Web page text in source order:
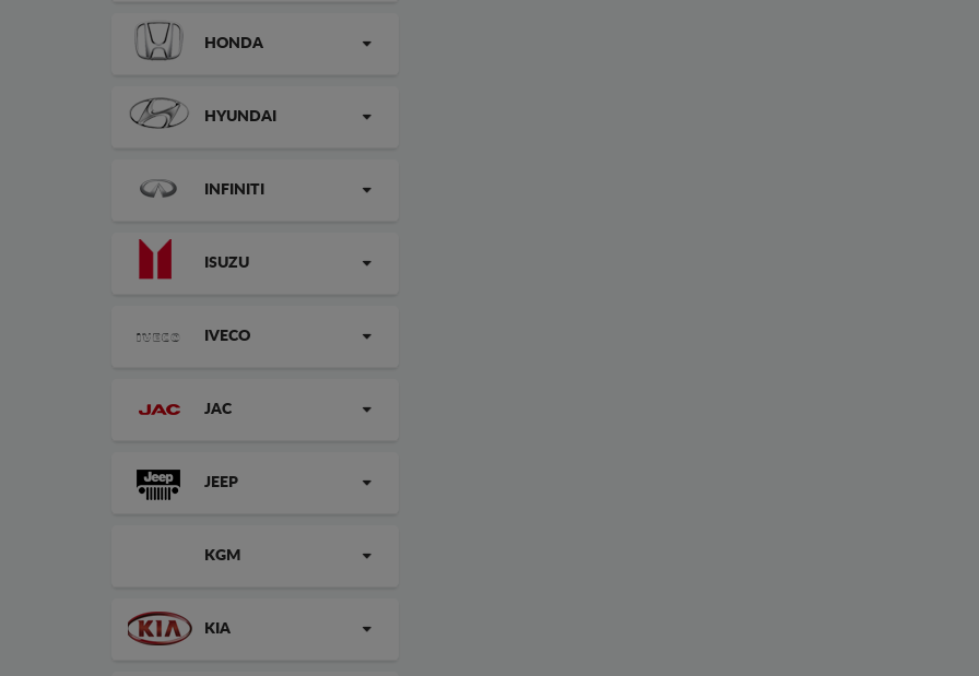
HONDA
HYUNDAI
INFINITI
ISUZU
IVECO
JAC
JEEP
KGM
KIA